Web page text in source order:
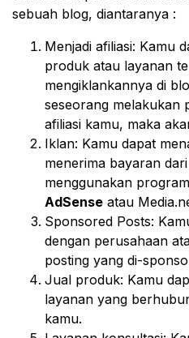
sebuah blog, diantaranya :
Menjadi afiliasi: Kamu
produk atau layanan
mengiklankannya di
seseorang melakukan
afiliasi kamu, maka
Iklan: Kamu dapat
menerima bayaran
menggunakan
AdSense atau
Sponsored Posts:
dengan perusahaan
posting yang di-
Jual produk: Kamu
layanan yang
kamu.